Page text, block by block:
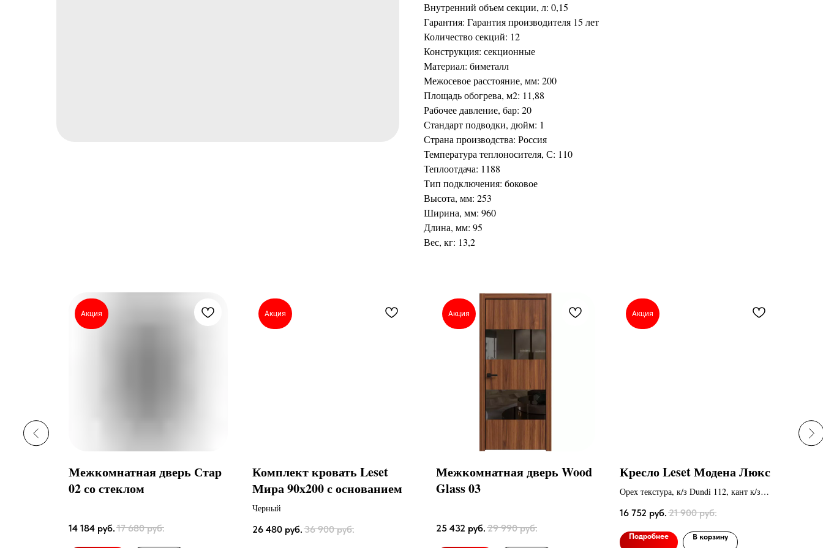
Внутренний объем секции, л: 0,15
Гарантия: Гарантия производителя 15 лет
Количество секций: 12
Конструкция: секционные
Материал: биметалл
Межосевое расстояние, мм: 200
Площадь обогрева, м2: 11,88
Рабочее давление, бар: 20
Стандарт подводки, дюйм: 1
Страна производства: Россия
Температура теплоносителя, С: 110
Теплоотдача: 1188
Тип подключения: боковое
Высота, мм: 253
Ширина, мм: 960
Длина, мм: 95
Вес, кг: 13,2
Акция
Межкомнатная дверь Стар
02 со стеклом
14 184 руб. 17 680 руб.
Акция
Комплект кровать Leset
Мира 90х200 с основанием
Черный
26 480 руб. 36 900 руб.
Акция
Межкомнатная дверь Wood
Glass 03
25 432 руб. 29 990 руб.
Акция
Кресло Leset Модена Люкс
Орех текстура, к/з Dundi 112, кант к/з
16 752 руб. 21 900 руб.
Подробнее В корзину